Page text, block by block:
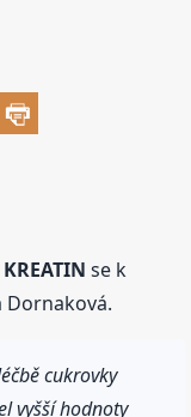
KREATIN se k
Dornaková.
cukrovky
vyšší hodnoty